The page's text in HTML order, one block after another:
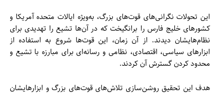
این تحولات نگرانی‌های قوت‌های بزرگ، به‌ویژه ایالات متحده آمریکا و
کشورهای خلیج فارس را برانگیخت که در آن‌ها تشیع را تهدیدی برای
نظام‌هایشان دیدند. از آن زمان، این قوت‌ها شروع به استفاده از
ابزارهای سیاسی، اقتصادی، نظامی و رسانه‌ای برای مبارزه با تشیع و
محدود کردن گسترش آن کردند.
هدف این تحقیق روشن‌سازی تلاش‌های قوت‌های بزرگ و ابزارهایشان